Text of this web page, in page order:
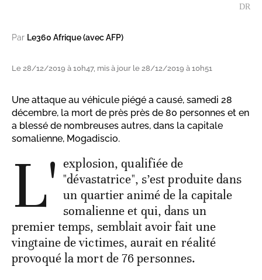
DR
Par Le360 Afrique (avec AFP)
Le 28/12/2019 à 10h47, mis à jour le 28/12/2019 à 10h51
Une attaque au véhicule piégé a causé, samedi 28
décembre, la mort de près près de 80 personnes et en
a blessé de nombreuses autres, dans la capitale
somalienne, Mogadiscio.
L' explosion, qualifiée de
"dévastatrice", s’est produite dans
un quartier animé de la capitale
somalienne et qui, dans un
premier temps, semblait avoir fait une
vingtaine de victimes, aurait en réalité
provoqué la mort de 76 personnes.